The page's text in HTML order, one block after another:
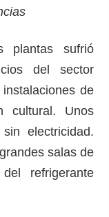
plantas sufrió
del sector
de
cultural. Unos
electricidad.
salas de
refrigerante